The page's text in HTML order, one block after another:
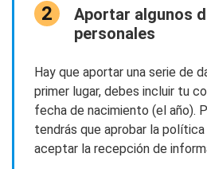
Aportar algunos
personales
Hay que aportar una serie de
primer lugar, debes incluir tu
fecha de nacimiento (el año).
tendrás que aprobar la
aceptar la recepción de